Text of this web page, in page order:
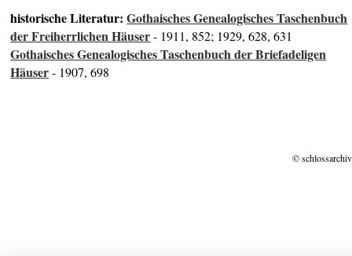
historische Literatur:Gothaisches Genealogisches Taschenbuch
der Freiherrlichen Häuser- 1911, 852; 1929, 628, 631
Gothaisches Genealogisches Taschenbuch der Briefadeligen
Häuser- 1907, 698
©